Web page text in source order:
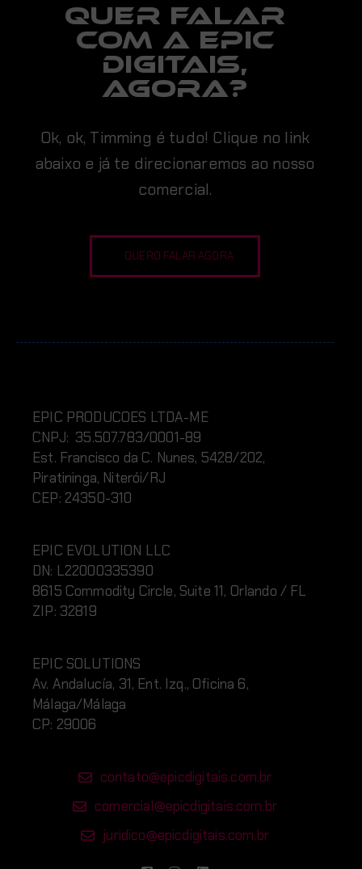
Quer falar
com a EPIC
digitais,
AGORA?
Ok, ok, Timming é tudo! Clique no link
abaixo e já te direcionaremos ao nosso
comercial.
QUERO FALAR AGORA
EPIC PRODUCOES LTDA-ME
CNPJ: 35.507.783/0001-89
Est. Francisco da C. Nunes, 5428/202,
Piratininga, Niterói/RJ
CEP: 24350-310
EPIC EVOLUTION LLC
DN: L22000335390
8615 Commodity Circle, Suite 11, Orlando / FL
ZIP: 32819
EPIC SOLUTIONS
Av. Andalucía, 31, Ent. Izq., Oficina 6,
Málaga/Málaga
CP: 29006
contato@epicdigitais.com.br
comercial@epicdigitais.com.br
juridico@epicdigitais.com.br